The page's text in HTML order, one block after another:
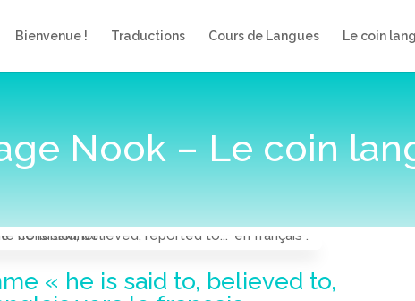
Bienvenue ! Traductions Cours de Langues Le coin
Nook – Le coin
« he is said to, believed to,